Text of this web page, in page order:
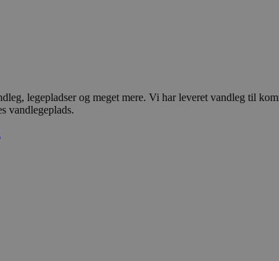
legepladser og meget mere. Vi har leveret vandleg til
vandlegeplads.